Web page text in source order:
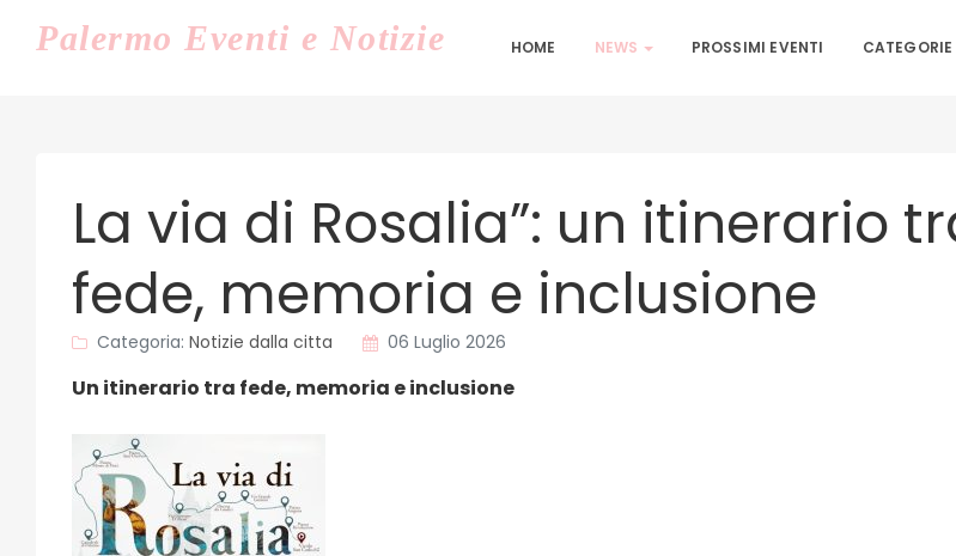
Palermo Eventi e Notizie HOME NEWS PROSSIMI EVENTI CATEGORIE
La via di Rosalia”: un itinerario
fede, memoria e inclusione
Categoria: Notizie dalla citta 06 Luglio 2026
Un itinerario tra fede, memoria e inclusione